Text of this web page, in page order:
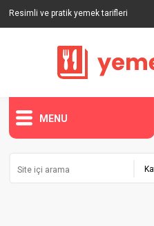
Resimli ve pratik yemek tarifleri
MENU